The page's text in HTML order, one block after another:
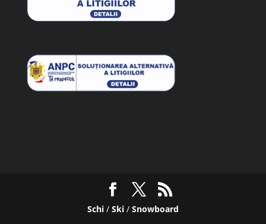
Schi/ Ski/ Snowboard